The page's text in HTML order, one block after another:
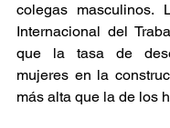
colegas masculinos.
Internacional del
que la tasa de
mujeres en la
más alta que la de los